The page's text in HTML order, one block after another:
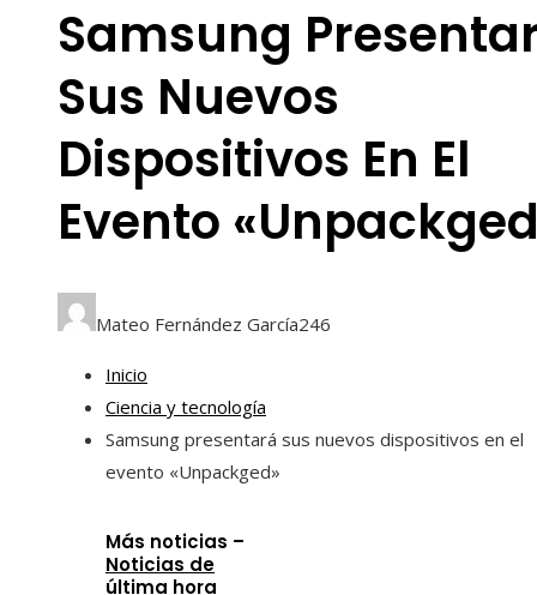
Samsung
Sus Nuevos
Dispositivos En El
Evento
Mateo Fernández García246
Inicio
Ciencia y tecnología
Samsung presentará sus nuevos dispositivos en el
evento «Unpackged»
Más noticias –
Noticias de
última hora